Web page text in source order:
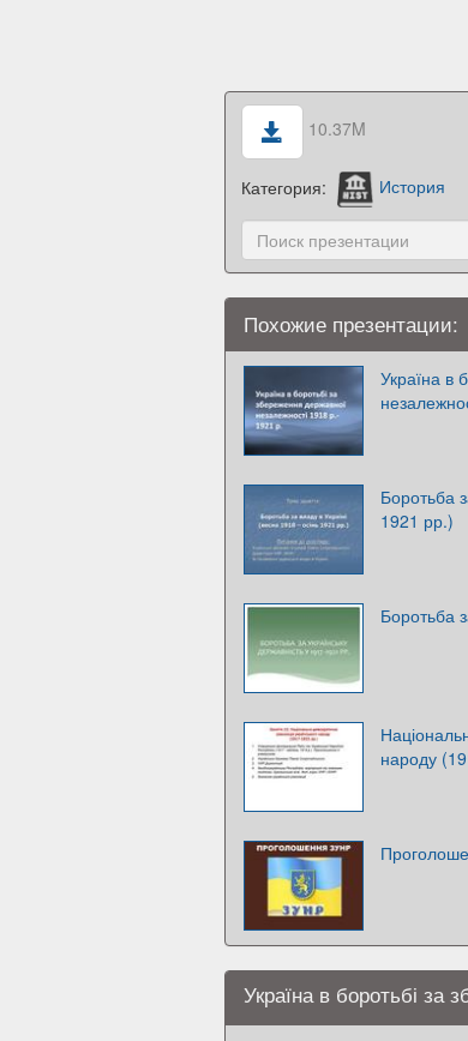
10.37M
Категория: История
Похожие презентации:
Україна в
Боротьба
1921 рр.)
Боротьба
народу
Україна в боротьбі за